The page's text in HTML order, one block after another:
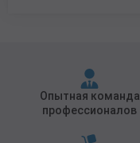
Опытная команда
профессионалов